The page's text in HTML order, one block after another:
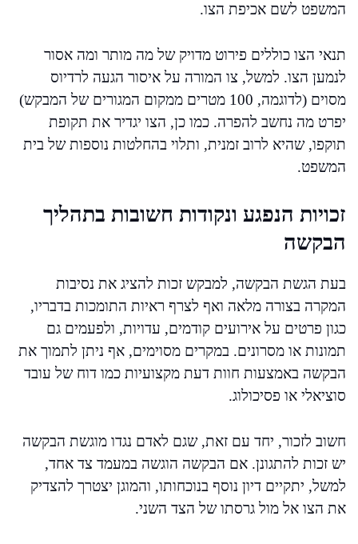
המשפט לשם אכיפת הצו.
תנאי הצו כוללים פירוט מדויק של מה מותר ומה אסור
לנמען הצו. למשל, צו המורה על איסור הגעה לרדיוס
מסוים (לדוגמה, 100 מטרים ממקום המגורים של המבקש)
יפרט מה נחשב להפרה. כמו כן, הצו יגדיר את תקופת
תוקפו, שהיא לרוב זמנית, ותלוי בהחלטות נוספות של בית
המשפט.
זכויות הנפגע ונקודות חשובות בתהליך
הבקשה
בעת הגשת הבקשה, למבקש זכות להציג את נסיבות
המקרה בצורה מלאה ואף לצרף ראיות התומכות בדבריו,
כגון פרטים על אירועים קודמים, עדויות, ולפעמים גם
תמונות או מסרונים. במקרים מסוימים, אף ניתן לתמוך את
הבקשה באמצעות חוות דעת מקצועיות כמו דוח של עובד
סוציאלי או פסיכולוג.
חשוב לזכור, יחד עם זאת, שגם לאדם נגדו מוגשת הבקשה
יש זכות להתגונן. אם הבקשה הוגשה במעמד צד אחד,
למשל, יתקיים דיון נוסף בנוכחותו, והמוגן יצטרך להצדיק
את הצו אל מול גרסתו של הצד השני.